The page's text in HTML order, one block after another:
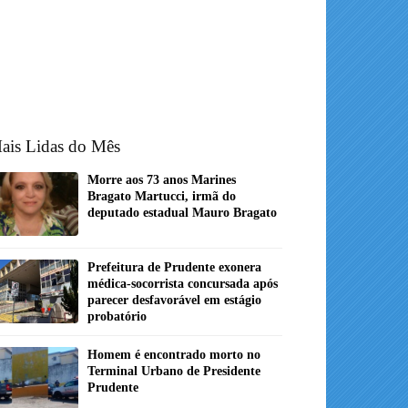
Lidas do Mês
Morre aos 73 anos Marines
Bragato Martucci, irmã do
deputado estadual Mauro Bragato
Prefeitura de Prudente exonera
médica-socorrista concursada após
parecer desfavorável em estágio
probatório
Homem é encontrado morto no
Terminal Urbano de Presidente
Prudente